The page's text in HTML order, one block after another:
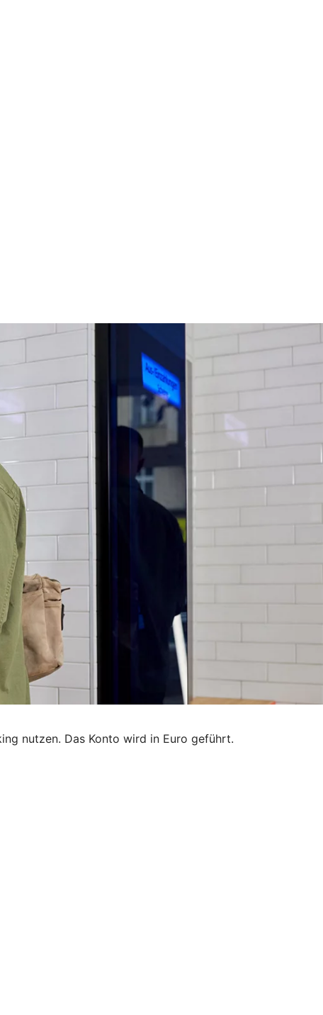
nutzen. Das Konto wird in Euro geführt.